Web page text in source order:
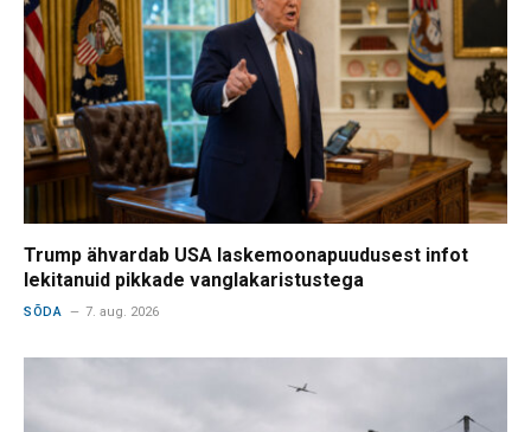
Trump ähvardab USA laskemoonapuudusest infot
lekitanuid pikkade vanglakaristustega
SÕDA 7. aug. 2026